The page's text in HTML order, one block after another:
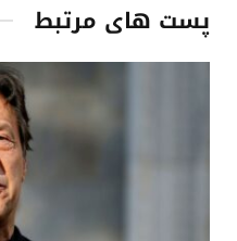
پست های مرتبط